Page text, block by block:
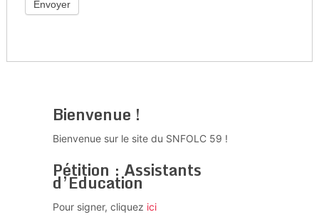
Envoyer
Bienvenue !
Bienvenue sur le site du SNFOLC 59 !
Pétition : Assistants
d’Education
Pour signer, cliquez ici